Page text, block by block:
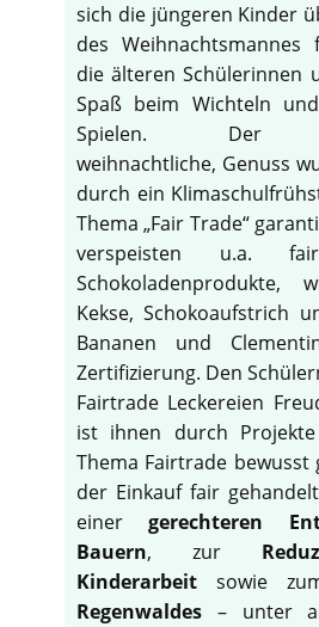
sich die jüngeren Kinder
des Weihnachtsmannes
die älteren Schülerinnen
Spaß beim Wichteln
Spielen. Der
weihnachtliche, Genuss
durch ein
Thema „Fair Trade“
verspeisten u.a.
Schokoladenprodukte,
Kekse, Schokoaufstrich
Bananen und
Zertifizierung. Den
Fairtrade Leckereien
ist ihnen durch
Thema Fairtrade bewusst
der Einkauf fair
einergerechteren
Bauern, zur
Kinderarbeit sowie
Regenwaldes – unter